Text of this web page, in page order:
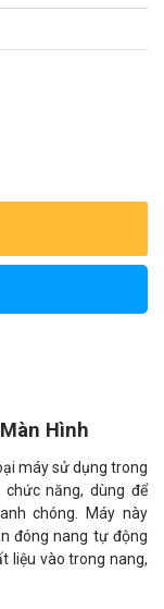
Hình
máy sử dụng trong
năng, dùng để
chóng. Máy này
đóng nang tự động
liệu vào trong nang,